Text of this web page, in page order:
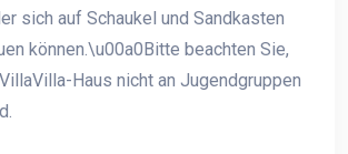
sich auf Schaukel und Sandkasten
können.\u00a0Bitte beachten Sie,
Haus nicht an Jugendgruppen